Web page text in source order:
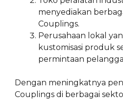
menyediakan
Couplings.
Perusahaan lokal
kustomisasi produk
permintaan
Dengan meningkatnya
Couplings di berbagai